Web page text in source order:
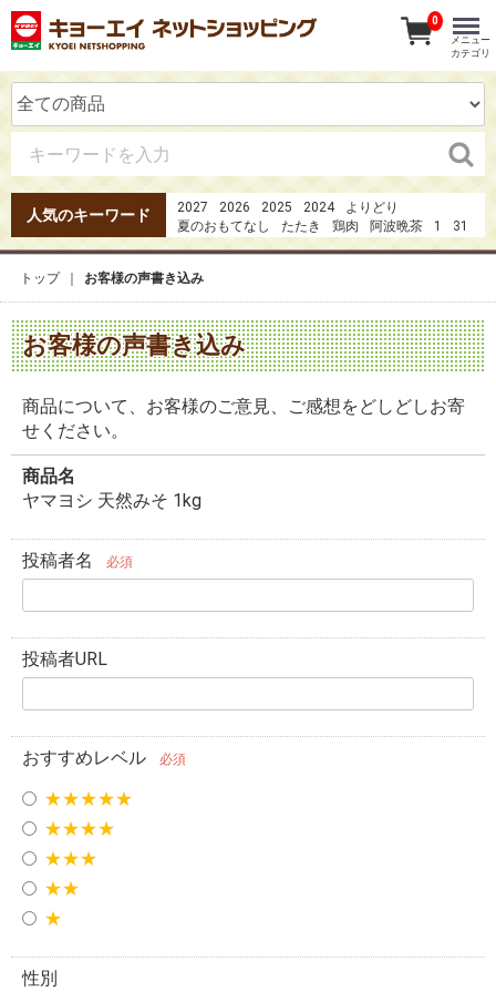
人気のキーワード 2027 2026 2025 2024
よりどり
夏のおもてなし
たたき 鶏肉 阿波晩茶 1
31
果実の恋
0
メニュー
カテゴリ
トップ お客様の声書き込み
お客様の声書き込み
商品について、お客様のご意見、ご感想をどしどしお寄
せください。
商品名
ヤマヨシ 天然みそ 1kg
投稿者名 必須
投稿者URL
おすすめレベル 必須
★★★★★
★★★★
★★★
★★
★
性別